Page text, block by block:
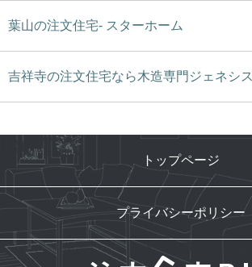
葉山の注文住宅- スターホーム
吉祥寺の注文住宅なら木造専門ジェネシス
トップページ
プライバシーポリシー